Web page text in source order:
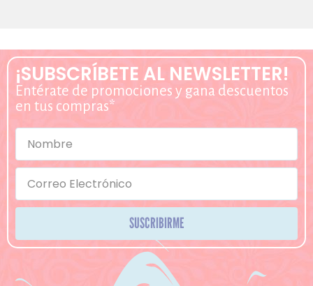
¡SUBSCRÍBETE AL NEWSLETTER!
Entérate de promociones y gana descuentos
en tus compras*
SUSCRIBIRME